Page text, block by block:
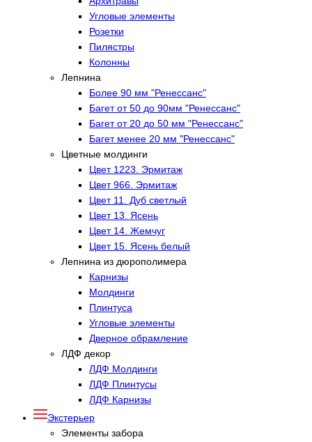
Угловые элементы
Розетки
Пилястры
Колонны
Лепнина
Более 90 мм "Ренессанс"
Багет от 50 до 90мм "Ренессанс"
Багет от 20 до 50 мм "Ренессанс"
Багет менее 20 мм "Ренессанс"
Цветные молдинги
Цвет 1223. Эрмитаж
Цвет 966. Эрмитаж
Цвет 11. Дуб светлый
Цвет 13. Ясень
Цвет 14. Жемчуг
Цвет 15. Ясень белый
Лепнина из дюрополимера
Карнизы
Молдинги
Плинтуса
Угловые элементы
Дверное обрамление
ЛДФ декор
ЛДФ Молдинги
ЛДФ Плинтусы
ЛДФ Карнизы
Экстерьер
Элементы забора